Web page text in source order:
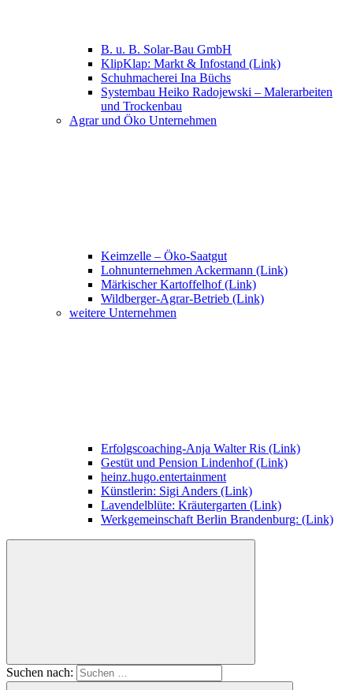
B. u. B. Solar-Bau GmbH
KlipKlap: Markt & Infostand (Link)
Schuhmacherei Ina Büchs
Systembau Heiko Radojewski – Malerarbeiten
und Trockenbau
Agrar und Öko Unternehmen
Keimzelle – Öko-Saatgut
Lohnunternehmen Ackermann (Link)
Märkischer Kartoffelhof (Link)
Wildberger-Agrar-Betrieb (Link)
weitere Unternehmen
Erfolgscoaching-Anja Walter Ris (Link)
Gestüt und Pension Lindenhof (Link)
heinz.hugo.entertainment
Künstlerin: Sigi Anders (Link)
Lavendelblüte: Kräutergarten (Link)
Werkgemeinschaft Berlin Brandenburg: (Link)
Suchen nach: